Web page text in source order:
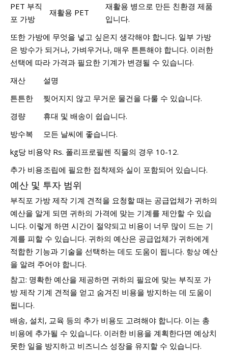
PET 부직
포 가방
재활용 PET
재활용 병으로 만든 친환경 제품
입니다.
또한 가방에 무엇을 넣고 싶은지 생각해야 합니다. 일부 가방
은 방수가 되거나, 가벼우거나, 매우 튼튼해야 합니다. 이러한
선택에 따라 가격과 필요한 기계가 변경될 수 있습니다.
재산
설명
튼튼한
찢어지지 않고 무거운 물건을 다룰 수 있습니다.
경량
휴대 및 배송이 쉽습니다.
방수복
모든 날씨에 좋습니다.
kg당 비용약 Rs. 폴리프로필렌 직물의 경우 10-12.
추가 비용조립에 필요한 접착제와 실이 포함되어 있습니다.
예산 및 투자 범위
부직포 가방 제작 기계 견적을 요청할 때는 공급업체가 귀하의
예산을 알게 되면 귀하의 가격에 맞는 기계를 제안할 수 있습
니다. 이렇게 하면 시간이 절약되고 비용이 너무 많이 드는 기
계를 피할 수 있습니다. 귀하의 예산은 공급업체가 귀하에게
적합한 기능과 기술을 선택하는 데도 도움이 됩니다. 항상 예산
을 알려 주어야 합니다.
참고: 명확한 예산을 제공하면 귀하의 필요에 맞는 부직포 가
방 제작 기계 견적을 얻고 숨겨진 비용을 방지하는 데 도움이
됩니다.
배송, 설치, 교육 등의 추가 비용도 고려해야 합니다. 이는 총
비용에 추가될 수 있습니다. 이러한 비용을 계획한다면 예상치
못한 일을 방지하고 비즈니스 성장을 유지할 수 있습니다.